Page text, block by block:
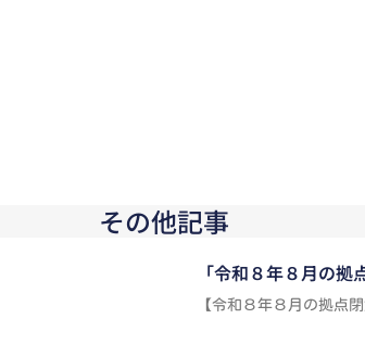
その他記事
「令和８年８月の
【令和８年８月の拠点